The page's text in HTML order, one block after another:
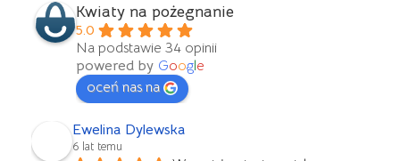
Kwiaty na pożegnanie
5.0
Na podstawie 34 opinii
powered by Google
oceń nas na
Ewelina Dylewska
6 lat temu